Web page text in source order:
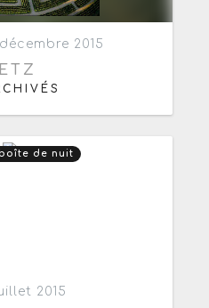
2015
de nuit
2015